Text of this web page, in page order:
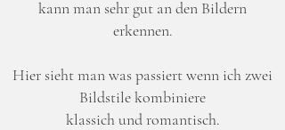
kann man sehr gut an den Bildern
erkennen.
Hier sieht man was passiert wenn ich zwei
Bildstile kombiniere
klassich und romantisch.